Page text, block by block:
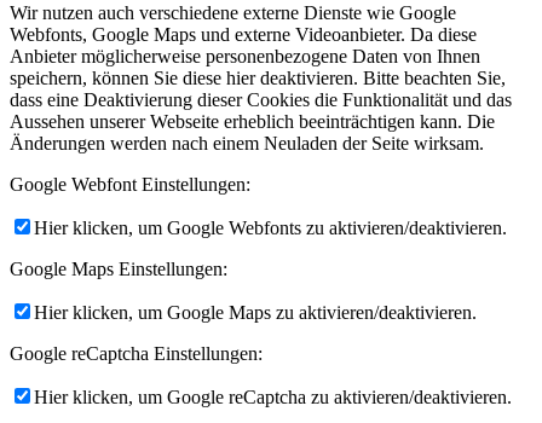
Wir nutzen auch verschiedene externe Dienste wie Google
Webfonts, Google Maps und externe Videoanbieter. Da diese
Anbieter möglicherweise personenbezogene Daten von Ihnen
speichern, können Sie diese hier deaktivieren. Bitte beachten Sie,
dass eine Deaktivierung dieser Cookies die Funktionalität und das
Aussehen unserer Webseite erheblich beeinträchtigen kann. Die
Änderungen werden nach einem Neuladen der Seite wirksam.
Google Webfont Einstellungen:
Hier klicken, um Google Webfonts zu aktivieren/deaktivieren.
Google Maps Einstellungen:
Hier klicken, um Google Maps zu aktivieren/deaktivieren.
Google reCaptcha Einstellungen:
Hier klicken, um Google reCaptcha zu aktivieren/deaktivieren.